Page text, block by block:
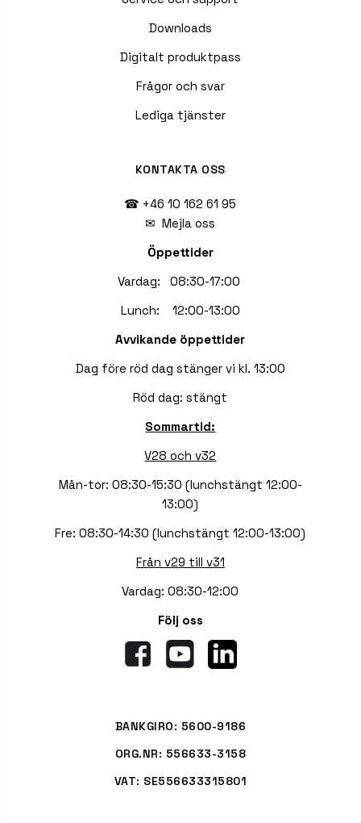
Downloads
Digitalt produktpass
Frågor och svar
Lediga tjänster
KONTAKTA OSS
☎ +46 10 162 61 95
✉Mejla oss
Öppettider
Vardag: 08:30-17:00
Lunch: 12:00-13:00
Avvikande öppettider
Dag före röd dag stänger vi kl. 13:00
Röd dag: stängt
Sommartid:
V28 och v32
Mån-tor: 08:30-15:30 (lunchstängt 12:00-
13:00)
Fre: 08:30-14:30 (lunchstängt 12:00-13:00)
Från v29 till v31
Vardag: 08:30-12:00
Följ oss
BANKGIRO: 5600-9186
ORG.NR: 556633-3158
VAT: SE556633315801